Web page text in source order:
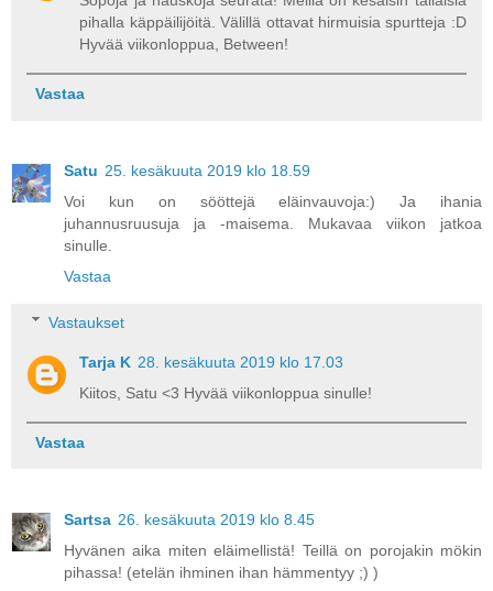
pihalla käppäilijöitä. Välillä ottavat hirmuisia spurtteja :D
Hyvää viikonloppua, Between!
Vastaa
Satu 25. kesäkuuta 2019 klo 18.59
Voi kun on sööttejä eläinvauvoja:) Ja ihania
juhannusruusuja ja -maisema. Mukavaa viikon jatkoa
sinulle.
Vastaa
Vastaukset
Tarja K 28. kesäkuuta 2019 klo 17.03
Kiitos, Satu <3 Hyvää viikonloppua sinulle!
Vastaa
Sartsa 26. kesäkuuta 2019 klo 8.45
Hyvänen aika miten eläimellistä! Teillä on porojakin mökin
pihassa! (etelän ihminen ihan hämmentyy ;) )